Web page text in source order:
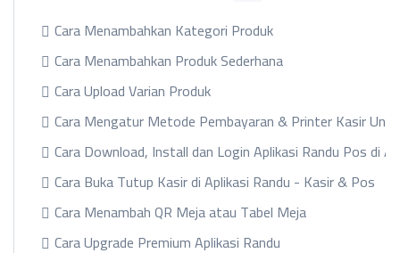
Cara Menambahkan Kategori Produk
Cara Menambahkan Produk Sederhana
Cara Upload Varian Produk
Cara Mengatur Metode Pembayaran & Printer Kasir
Cara Download, Install dan Login Aplikasi Randu Pos di
Cara Buka Tutup Kasir di Aplikasi Randu - Kasir & Pos
Cara Menambah QR Meja atau Tabel Meja
Cara Upgrade Premium Aplikasi Randu